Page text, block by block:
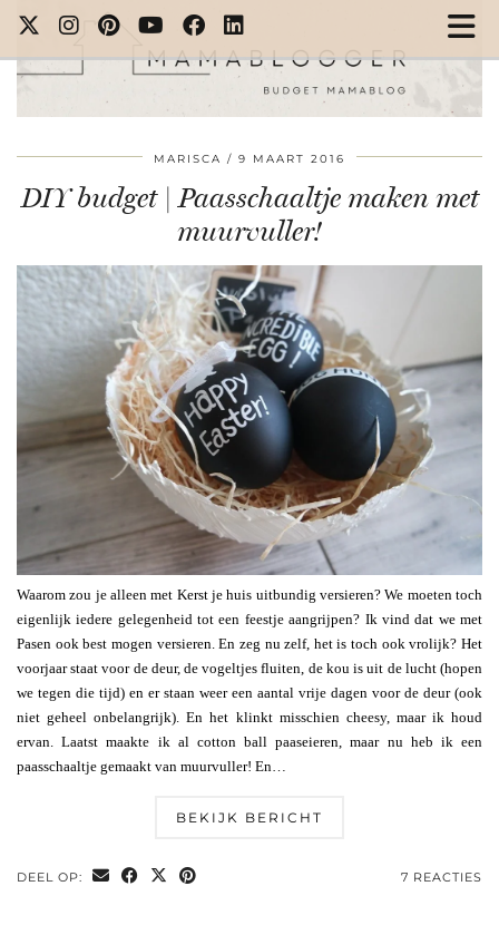
MARISCA 9 MAART 2016
DIY budget | Paasschaaltje maken met
muurvuller!
Waarom zou je alleen met Kerst je huis uitbundig versieren? We moeten toch
eigenlijk iedere gelegenheid tot een feestje aangrijpen? Ik vind dat we met
Pasen ook best mogen versieren. En zeg nu zelf, het is toch ook vrolijk? Het
voorjaar staat voor de deur, de vogeltjes fluiten, de kou is uit de lucht (hopen
we tegen die tijd) en er staan weer een aantal vrije dagen voor de deur (ook
niet geheel onbelangrijk). En het klinkt misschien cheesy, maar ik houd
ervan. Laatst maakte ik al cotton ball paaseieren, maar nu heb ik een
paasschaaltje gemaakt van muurvuller! En…
BEKIJK BERICHT
DEEL OP: 7 REACTIES